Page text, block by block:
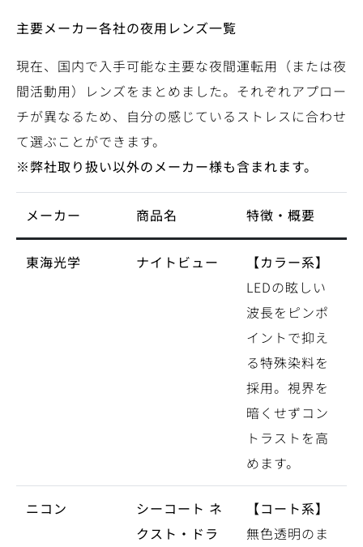
主要メーカー各社の夜用レンズ一覧
現在、国内で入手可能な主要な夜間運転用（または夜
間活動用）レンズをまとめました。それぞれアプロー
チが異なるため、自分の感じているストレスに合わせ
て選ぶことができます。
※弊社取り扱い以外のメーカー様も含まれます。
メーカー 商品名 特徴・概要
東海光学 ナイトビュー
【カラー系】
LEDの眩しい
波長をピンポ
イントで抑え
る特殊染料を
採用。視界を
暗くせずコン
トラストを高
めます。
ニコン
シーコート ネ
クスト・ドラ
【コート系】
無色透明のま